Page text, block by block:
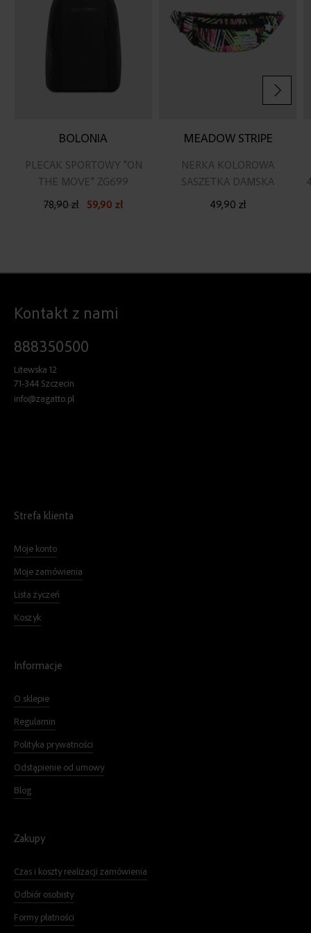
BOLONIA
PLECAK SPORTOWY "ON
THE MOVE" ZG699
59,90 zł
78,90 zł
MEADOW STRIPE
NERKA KOLOROWA
SASZETKA DAMSKA
49,90 zł
Kontakt z nami
888350500
Litewska 12
71-344 Szczecin
info@zagatto.pl
Strefa klienta
Moje konto
Moje zamówienia
Lista życzeń
Koszyk
Informacje
O sklepie
Regulamin
Polityka prywatności
Odstąpienie od umowy
Blog
Zakupy
Czas i koszty realizacji zamówienia
Odbiór osobisty
Formy płatności